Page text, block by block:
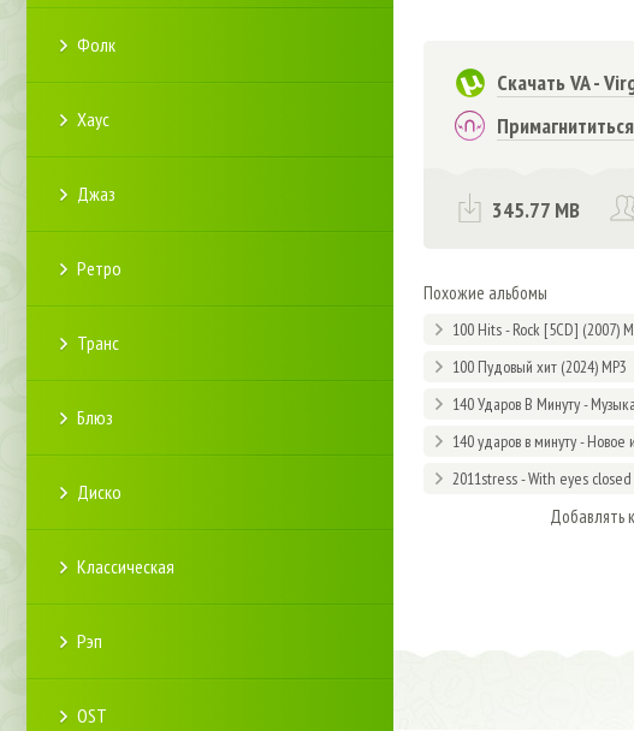
Скачать VA -
345.77 MB
Похожие альбомы
100 Hits - Rock [5CD] (2007)
100 Пудовый хит (2024) MP3
140 Ударов В Минуту -
140 ударов в минуту - Новое
2011stress - With eyes closed
Добавлять
Фолк
Хаус
Джаз
Ретро
Транс
Блюз
Диско
Классическая
Рэп
OST